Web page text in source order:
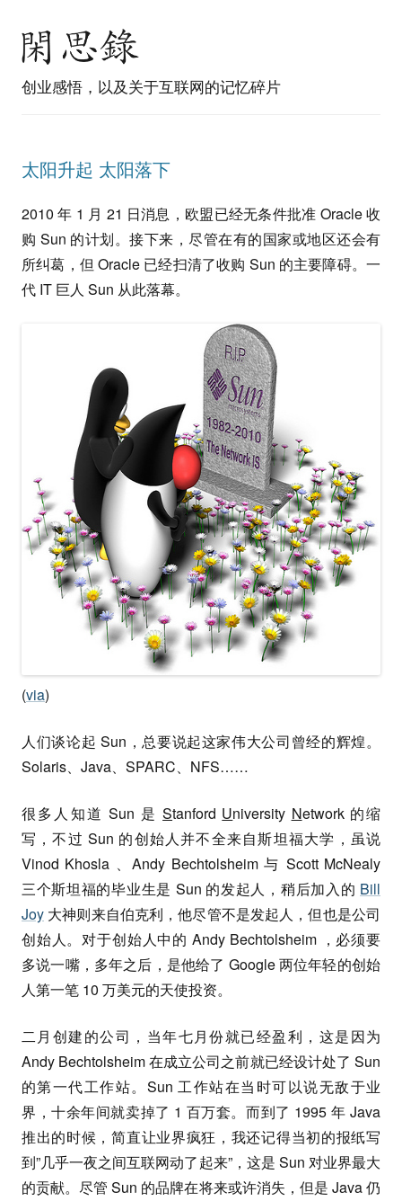
创业感悟，以及关于互联网的记忆碎片
太阳升起 太阳落下
2010 年 1 月 21 日消息，欧盟已经无条件批准 Oracle 收
购 Sun 的计划。接下来，尽管在有的国家或地区还会有
所纠葛，但 Oracle 已经扫清了收购 Sun 的主要障碍。一
代 IT 巨人 Sun 从此落幕。
(via)
人们谈论起 Sun，总要说起这家伟大公司曾经的辉煌。
Solaris、Java、SPARC、NFS……
很多人知道 Sun 是Stanford University Network 的缩
写，不过 Sun 的创始人并不全来自斯坦福大学，虽说
Vinod Khosla 、Andy Bechtolsheim 与 Scott McNealy
三个斯坦福的毕业生是 Sun 的发起人，稍后加入的 Bill
Joy 大神则来自伯克利，他尽管不是发起人，但也是公司
创始人。对于创始人中的 Andy Bechtolsheim ，必须要
多说一嘴，多年之后，是他给了 Google 两位年轻的创始
人第一笔 10 万美元的天使投资。
二月创建的公司，当年七月份就已经盈利，这是因为
Andy Bechtolsheim 在成立公司之前就已经设计处了 Sun
的第一代工作站。Sun 工作站在当时可以说无敌于业
界，十余年间就卖掉了 1 百万套。而到了 1995 年 Java
推出的时候，简直让业界疯狂，我还记得当初的报纸写
到”几乎一夜之间互联网动了起来”，这是 Sun 对业界最大
的贡献。尽管 Sun 的品牌在将来或许消失，但是 Java 仍